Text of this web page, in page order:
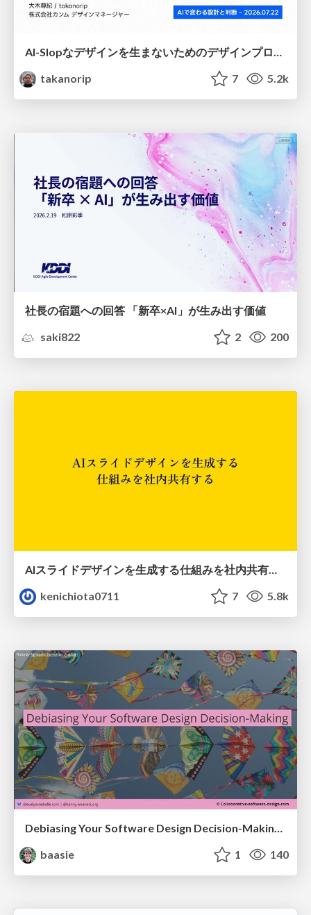
AI-Slopなデザインを生まないためのデザインプロセス戦略
takanorip
7 5.2k
社長の宿題への回答 「新卒×AI」が生み出す価値
saki822
2 200
kenichiota0711
7 5.8k
Debiasing Your Software Design Decision-Making @ Flowcon '26
baasie
1 140